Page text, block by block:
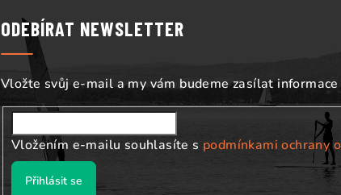
ODEBÍRAT NEWSLETTER
Vložte svůj e-mail a my vám budeme zasílat
Vložením e-mailu souhlasíte s podmínkami ochrany
Přihlásit se